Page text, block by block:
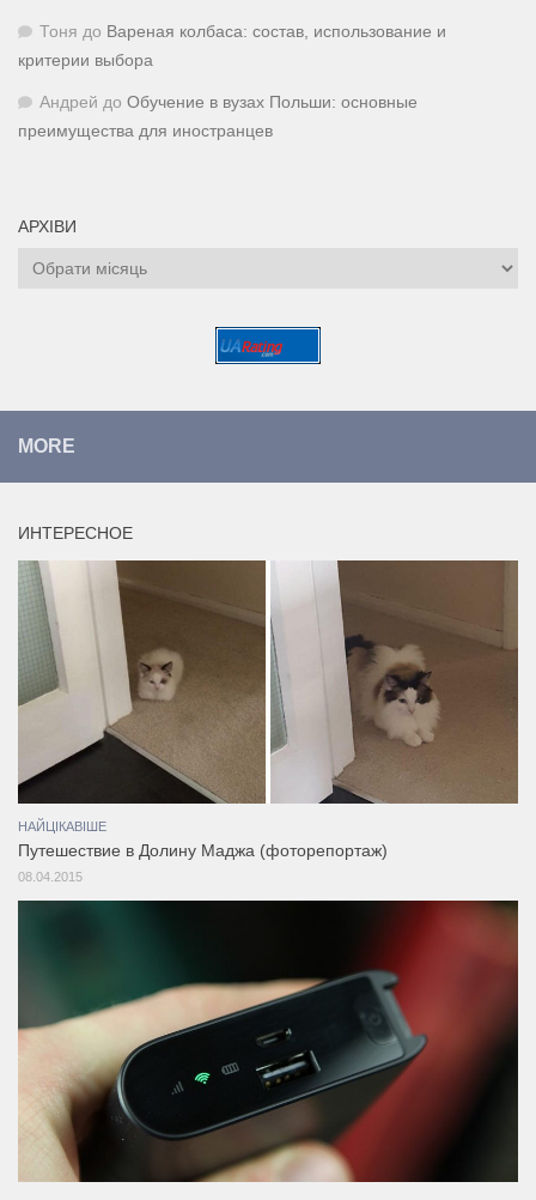
Тоня до Вареная колбаса: состав, использование и
критерии выбора
Андрей до Обучение в вузах Польши: основные
преимущества для иностранцев
АРХІВИ
Архіви
MORE
ИНТЕРЕСНОЕ
НАЙЦІКАВІШЕ
Путешествие в Долину Маджа (фоторепортаж)
08.04.2015